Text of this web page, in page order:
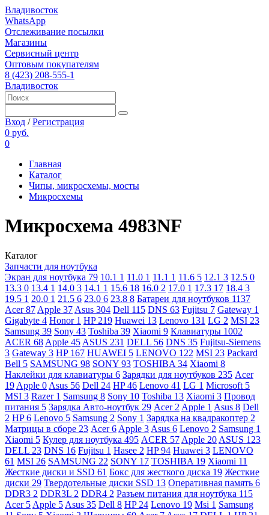
Владивосток
WhatsApp
Отслеживание посылки
Магазины
Сервисный центр
Оптовым покупателям
8 (423) 208-555-1
Владивосток
Вход /Регистрация
0 руб.
0
Главная
Каталог
Чипы, микросхемы, мосты
Микросхемы
Микросхема 4983NF
Каталог
Запчасти для ноутбука
Экран для ноутбука 79 10.1 1 11.0 1 11.1 1 11.6 5 12.1 3 12.5 0
13.3 0 13.4 1 14.0 3 14.1 1 15.6 18 16.0 2 17.0 1 17.3 17 18.4 3
19.5 1 20.0 1 21.5 6 23.0 6 23.8 8 Батареи для ноутбуков 1137
Acer87 Apple 37 Asus 304 Dell 115 DNS 63 Fujitsu 7 Gateway 1
Gigabyte 4 Honor 1 HP 219 Huawei 13 Lenovo 131 LG 2 MSI 23
Samsung 39 Sony 43 Toshiba 39 Xiaomi 9 Клавиатуры 1002
ACER 68 Apple 45 ASUS 231 DELL 56 DNS 35 Fujitsu-Siemens
3 Gateway 3 HP 167 HUAWEI 5 LENOVO 122 MSI 23 Packard
Bell 5 SAMSUNG 98 SONY 93 TOSHIBA 34 Xiaomi 8
Наклейки для клавиатуры 6 Зарядки для ноутбуков 235 Acer
19 Apple 0 Asus 56 Dell 24 HP46 Lenovo 41 LG 1 Microsoft 5
MSI 3 Razer 1 Samsung 8 Sony 10 Toshiba 13 Xiaomi 3 Провод
питания 5 Зарядка Авто-ноутбук 29 Acer 2 Apple 1 Asus 8 Dell
2 HP6 Lenovo 5 Samsung 2 Sony 1 Зарядка на квадракоптер 2
Матрицы в сборе 23 Acer6 Apple 3 Asus 6 Lenovo 2 Samsung 1
Xiaomi 5 Кулер для ноутбука 495 ACER 57 Apple 20 ASUS 123
DELL 23 DNS 16 Fujitsu 1 Hasee 2 HP94 Huawei 3 LENOVO
61 MSI 26 SAMSUNG 22 SONY 17 TOSHIBA 19 Xiaomi 11
Жесткие диски и SSD 61 Бокс для жесткого диска 19 Жесткие
диски 29 Твердотельные диски SSD 13 Оперативная память 6
DDR3 2 DDR3L 2 DDR4 2 Разъем питания для ноутбука 115
Acer 5 Apple 5 Asus 35 Dell 8 HP 24 Lenovo 19 Msi 1 Samsung